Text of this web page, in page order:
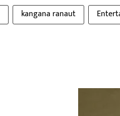
kangana ranaut